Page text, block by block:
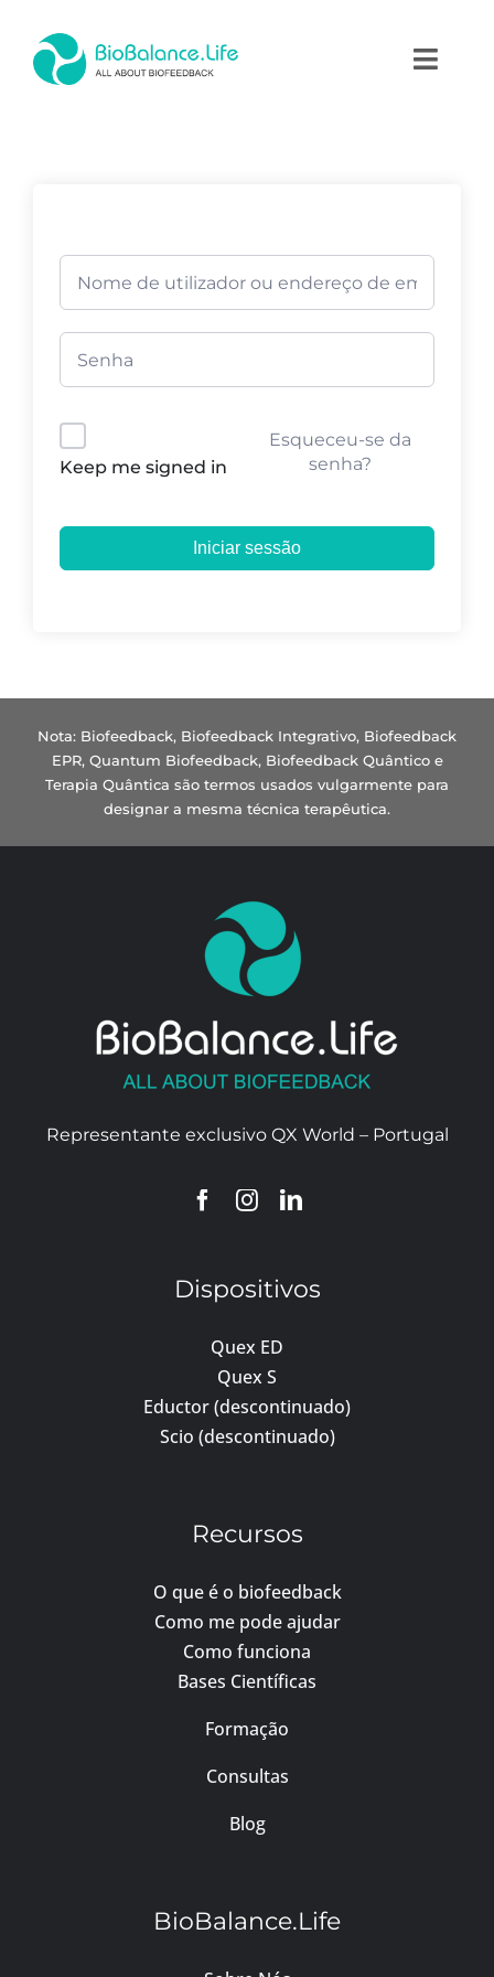
content
Produtos
Blog
Contactos
Keep me signed in
Esqueceu-se da
senha?
Iniciar sessão
Nota: Biofeedback, Biofeedback Integrativo, Biofeedback
EPR, Quantum Biofeedback, Biofeedback Quântico e
Terapia Quântica são termos usados vulgarmente para
designar a mesma técnica terapêutica.
Representante exclusivo QX World – Portugal
Dispositivos
Quex ED
Quex S
Eductor (descontinuado)
Scio (descontinuado)
Recursos
O que é o biofeedback
Como me pode ajudar
Como funciona
Bases Científicas
Formação
Consultas
Blog
BioBalance.Life